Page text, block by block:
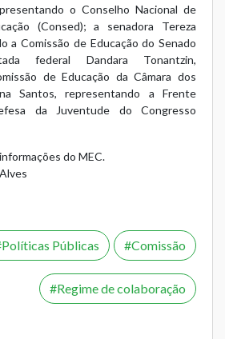
o Conselho Nacional de
(Consed); a senadora Tereza
a Comissão de Educação do Senado
federal Dandara Tonantzin,
de Educação da Câmara dos
Santos, representando a Frente
da Juventude do Congresso
do MEC.
Políticas Públicas Comissão
Regime de colaboração